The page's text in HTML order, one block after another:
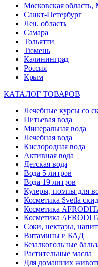
Московская
Санкт-Петербург
Лен. область
Самара
Тольятти
Тюмень
Калининград
Россия
Крым
КАТАЛОГ ТОВАРОВ
Лечебные курсы со
Питьевая вода
Минеральная вода
Лечебная вода
Кислородная вода
Активная вода
Детская вода
Вода 5 литров
Вода 19 литров
Кулеры, помпы для
Косметика Svetla
Косметика
Косметика
Соки, нектары,
Витамины и БАД
Безалкогольные
Растительные масла
Для домашних